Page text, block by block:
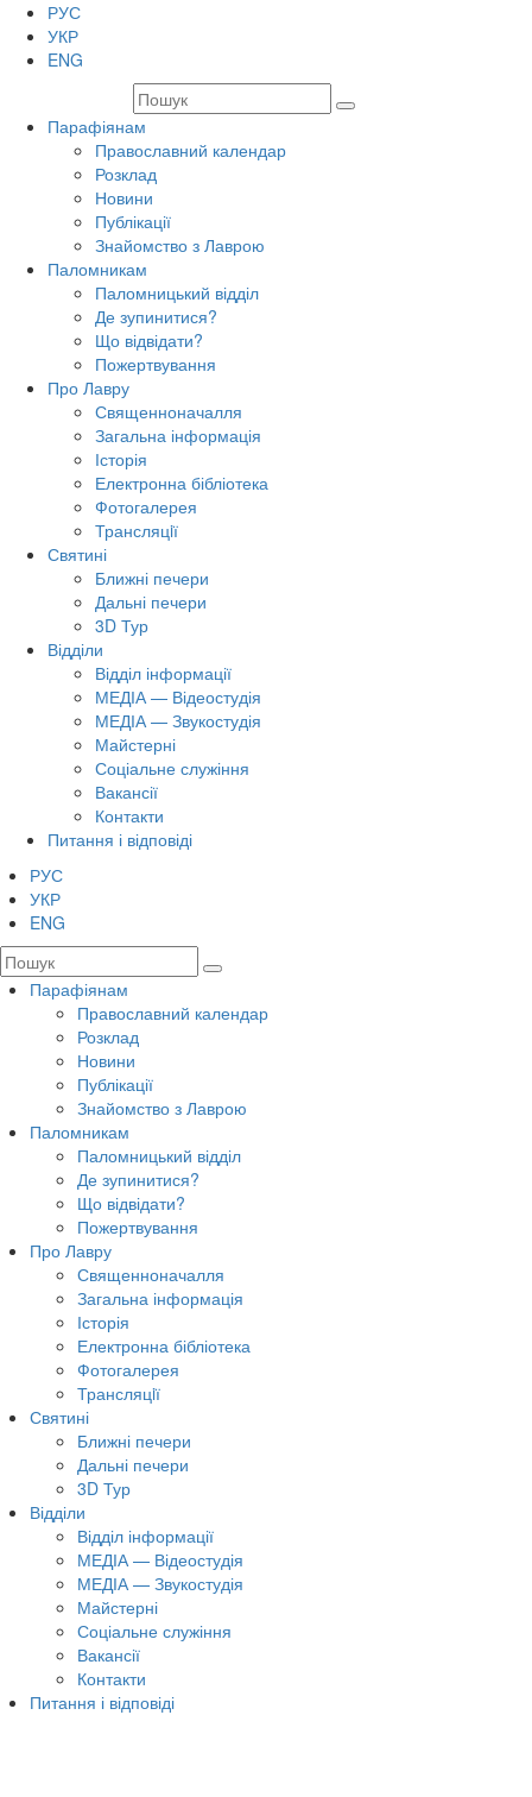
РУС
УКР
ENG
Парафіянам
Православний календар
Розклад
Новини
Публікації
Знайомство з Лаврою
Паломникам
Паломницький відділ
Де зупинитися?
Що відвідати?
Пожертвування
Про Лавру
Священноначалля
Загальна інформація
Історія
Електронна бібліотека
Фотогалерея
Трансляцiї
Святині
Ближні печери
Дальні печери
3D Тур
Відділи
Відділ інформації
МЕДІА — Відеостудія
МЕДІА — Звукостудія
Майстерні
Соціальне служіння
Вакансії
Контакти
Питання і відповіді
РУС
УКР
ENG
Парафіянам
Православний календар
Розклад
Новини
Публікації
Знайомство з Лаврою
Паломникам
Паломницький відділ
Де зупинитися?
Що відвідати?
Пожертвування
Про Лавру
Священноначалля
Загальна інформація
Історія
Електронна бібліотека
Фотогалерея
Трансляцiї
Святині
Ближні печери
Дальні печери
3D Тур
Відділи
Відділ інформації
МЕДІА — Відеостудія
МЕДІА — Звукостудія
Майстерні
Соціальне служіння
Вакансії
Контакти
Питання і відповіді